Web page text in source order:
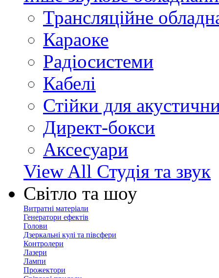
Трансляційне
Караоке
Радіосистеми
Кабелі
Стійки для
Директ-бокси
Аксесуари
View All Студія та звук
Світло та шоу
Витратні матеріали
Генератори ефектів
Голови
Дзеркальні кулі та півсфери
Контролери
Лазери
Лампи
Прожектори